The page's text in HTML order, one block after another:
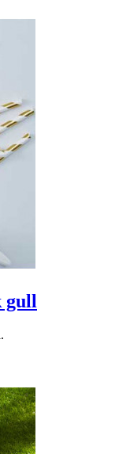
gull